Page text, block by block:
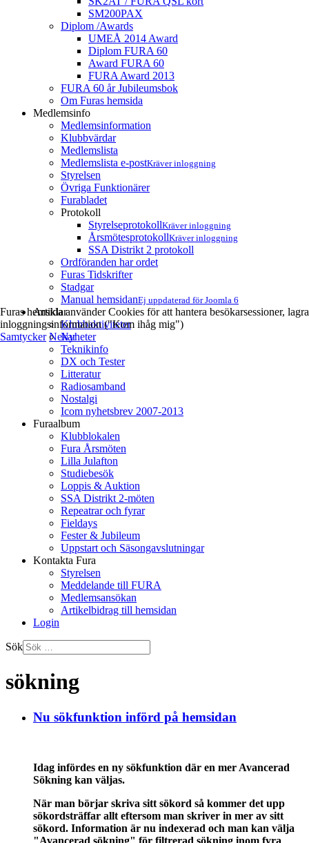
SM200PAX
Diplom /Awards
UMEÅ 2014 Award
Diplom FURA 60
Award FURA 60
FURA Award 2013
FURA 60 år Jubileumsbok
Om Furas hemsida
Medlemsinfo
Medlemsinformation
Klubbvärdar
Medlemslista
Medlemslista e-postKräver inloggning
Styrelsen
Övriga Funktionärer
Furabladet
Protokoll
StyrelseprotokollKräver inloggning
ÅrsmötesprotokollKräver inloggning
SSA Distrikt 2 protokoll
Ordföranden har ordet
Furas Tidskrifter
Stadgar
Manual hemsidanEj uppdaterad för Joomla 6
Artiklar
Klubbaktiviteter
Nyheter
Teknikinfo
DX och Tester
Litteratur
Radiosamband
Nostalgi
Icom nyhetsbrev 2007-2013
Furaalbum
Klubblokalen
Fura Årsmöten
Lilla Julafton
Studiebesök
Loppis & Auktion
SSA Distrikt 2-möten
Repeatrar och fyrar
Fieldays
Fester & Jubileum
Uppstart och Säsongavslutningar
Kontakta Fura
Styrelsen
Meddelande till FURA
Medlemsansökan
Artikelbidrag till hemsidan
Login
Sök
sökning
Nu sökfunktion införd på hemsidan
Idag infördes en ny sökfunktion där en mer Avancerad
Sökning kan väljas.
När man börjar skriva sitt sökord så kommer det upp
sökordsträffar allt eftersom man skriver in mer av sitt
sökord. Information är nu indexerad och man kan välja
"Avancerad sökning" för filtrerad sökning inom fyra
Furas hemsida använder Cookies för att hantera besökarsessioner, lagra
inloggningsinformation ("Kom ihåg mig")
Samtycker Nekar